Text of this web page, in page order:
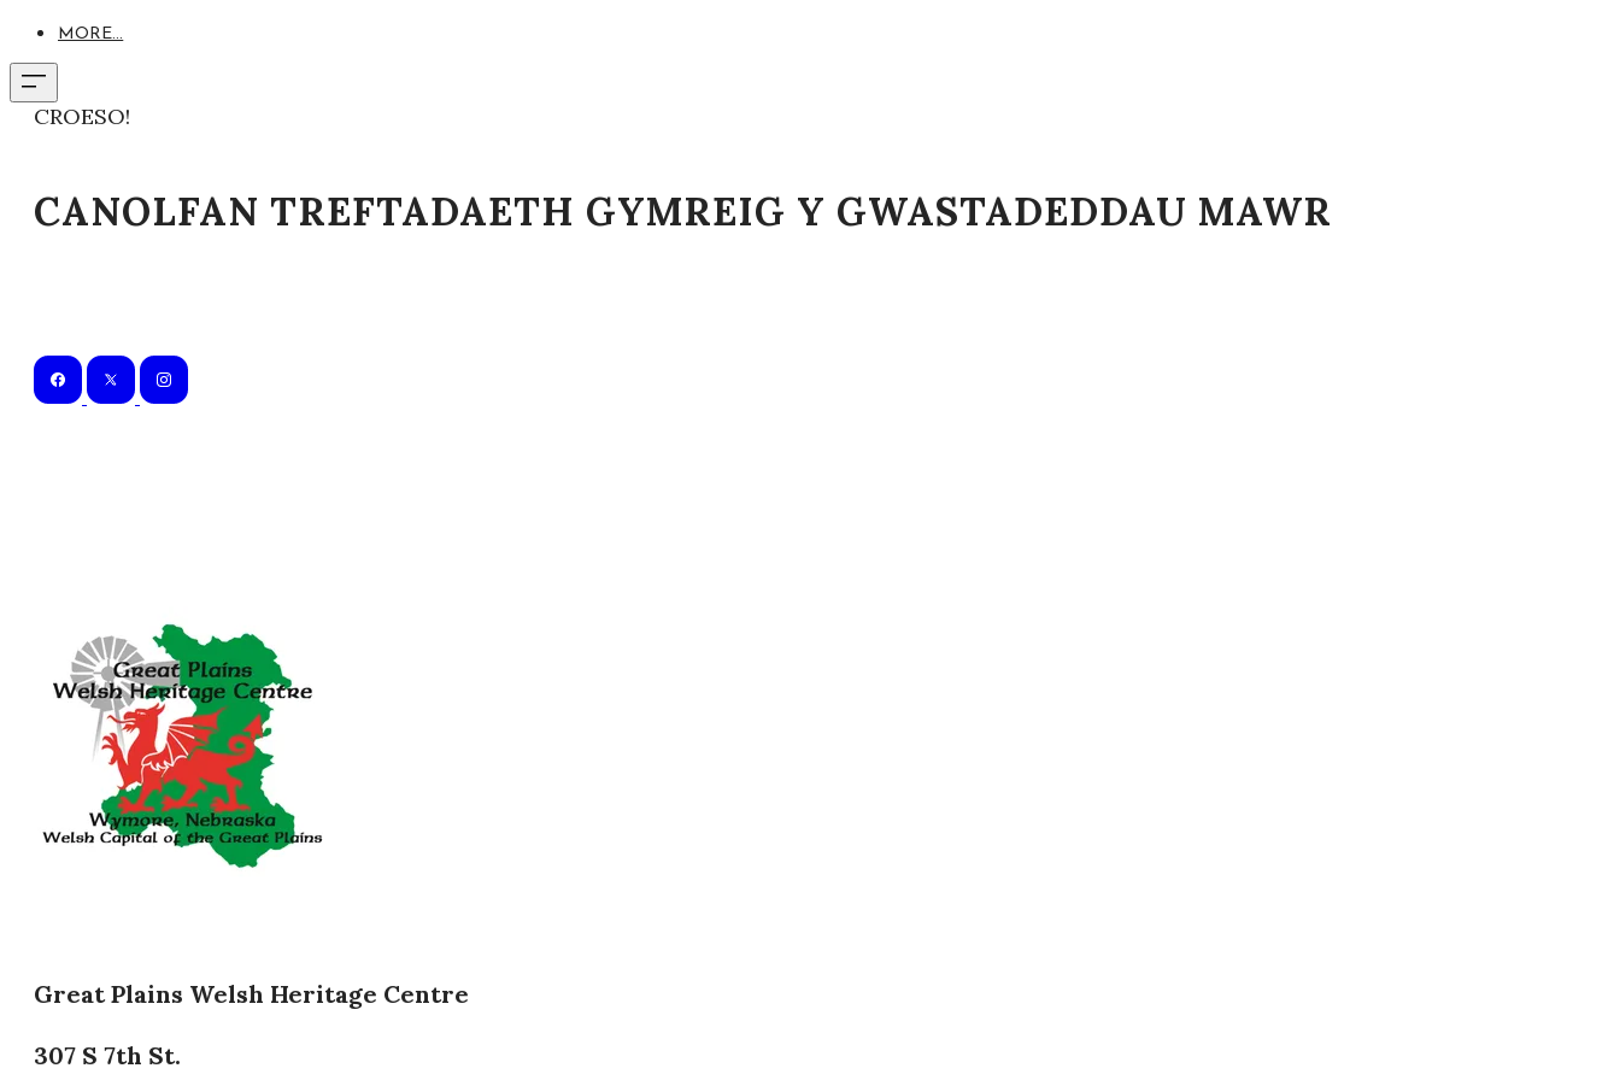
MORE...
CROESO!
CANOLFAN TREFTADAETH GYMREIG Y GWASTADEDDAU MAWR
Great Plains Welsh Heritage Centre
307 S 7th St.